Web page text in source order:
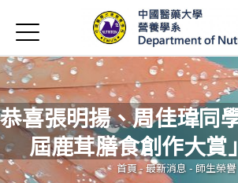
首頁
最新消息
系所簡介
師資陣容
課程資訊
Jump to Navigation
Jump to Main content
恭喜張明揚、周佳瑋同
屆鹿茸膳食創作大賞
您在這裡
首頁-最新消息 - 師生榮譽